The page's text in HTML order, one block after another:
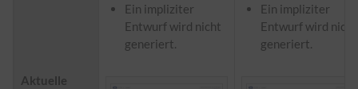
Aktuelle
Ein impliziter
Entwurf wird nicht
generiert.
Ein impliziter
Entwurf wird nicht
generiert.